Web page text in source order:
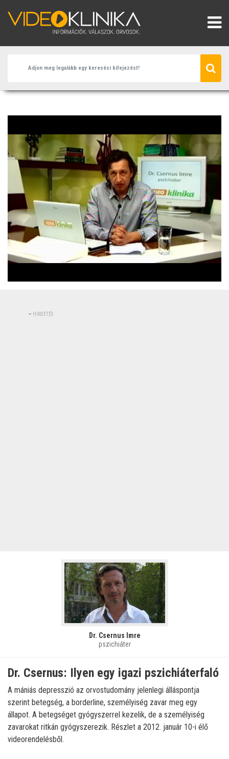
kikapcsolva
0%
0%
HIRDETÉS
Dr. Csernus Imre
pszichiáter
Dr. Csernus: Ilyen egy igazi pszichiáterfaló
A mániás depresszió az orvostudomány jelenlegi álláspontja
szerint betegség, a borderline, személyiség zavar meg egy
állapot. A betegséget gyógyszerrel kezelik, de a személyiség
zavarokat ritkán gyógyszerezik. Részlet a 2012. január 10-i élő
videorendelésből.